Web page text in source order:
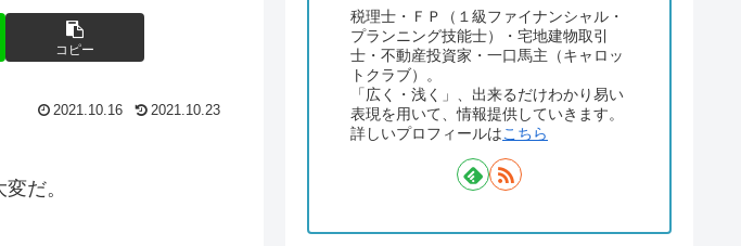
コピー
2021.10.16 2021.10.23
だ。
税理士・ＦＰ（１級ファイナンシャル・
プランニング技能士）・宅地建物取引
士・不動産投資家・一口馬主（キャロッ
トクラブ）。
「広く・浅く」、出来るだけわかり易い
表現を用いて、情報提供していきます。
詳しいプロフィールはこちら